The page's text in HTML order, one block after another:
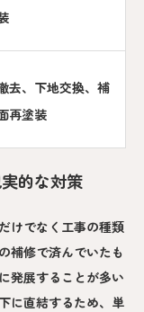
去、下地交換、補
再塗装
的な対策
けでなく工事の種類
補修で済んでいたも
発展することが多い
に直結するため、単